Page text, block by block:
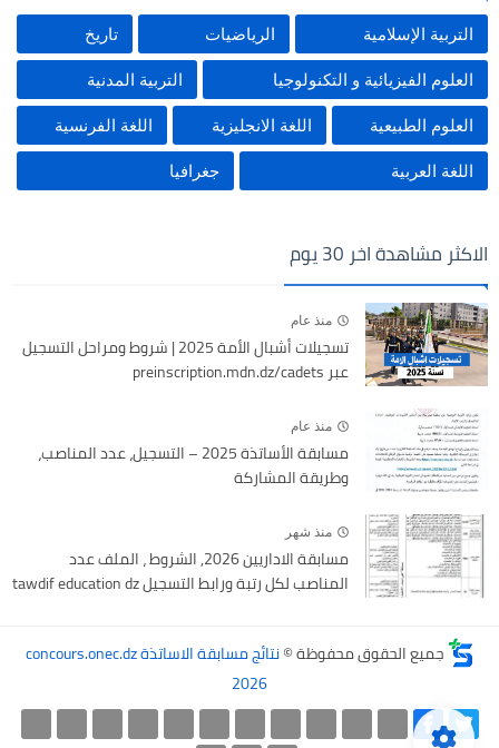
التربية الإسلامية الرياضيات تاريخ
العلوم الفيزيائية و التكنولوجيا التربية المدنية
العلوم الطبيعية اللغة الانجليزية اللغة الفرنسية
اللغة العربية جغرافيا
الاكثر مشاهدة اخر 30 يوم
منذ عام
تسجيلات أشبال الأمة 2025 | شروط ومراحل التسجيل
عبر preinscription.mdn.dz/cadets
منذ عام
مسابقة الأساتذة 2025 – التسجيل، عدد المناصب،
وطريقة المشاركة
منذ شهر
مسابقة الاداريين 2026, الشروط ، الملف عدد
المناصب لكل رتبة ورابط التسجيل tawdif education dz
جميع الحقوق محفوظة ©
نتائج مسابقة الاساتذة concours.onec.dz
2026